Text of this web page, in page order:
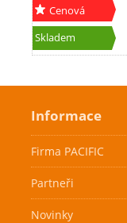
Cenová
akce
Skladem
Informace
Firma PACIFIC
Partneři
Novinky